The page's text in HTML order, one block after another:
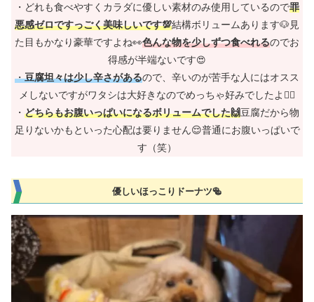
・どれも食べやすくカラダに優しい素材のみ使用しているので罪
悪感ゼロですっごく美味しいです💯結構ボリュームあります🐶見
た目もかなり豪華ですよね👀色んな物を少しずつ食べれるのでお
得感が半端ないです😍
・豆腐坦々は少し辛さがあるので、辛いのが苦手な人にはオスス
メしないですがワタシは大好きなのでめっちゃ好みでしたよ🙋‍♀️
・ どちらもお腹いっぱいになるボリュームでした🙌豆腐だから物
足りないかもといった心配は要りません😌普通にお腹いっぱいで
す（笑）
優しいほっこりドーナツ🥯